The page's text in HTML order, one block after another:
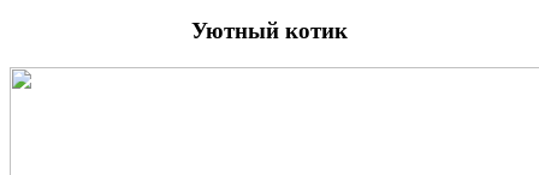
Уютный котик